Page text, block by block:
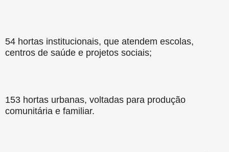
54 hortas institucionais, que atendem escolas,
centros de saúde e projetos sociais;
153 hortas urbanas, voltadas para produção
comunitária e familiar.